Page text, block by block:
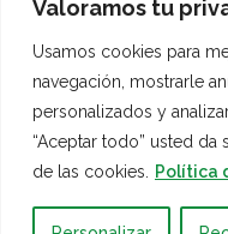
Valoramos tu
Usamos cookies para
navegación, mostrarle
personalizados y
“Aceptar todo” usted
de las cookies.
Política
Síguenos